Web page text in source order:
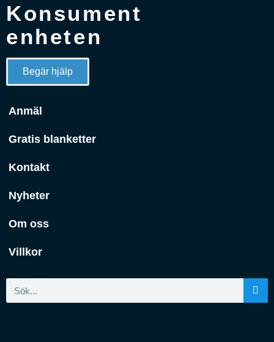
Konsument
enheten
Begär hjälp
Anmäl
Gratis blanketter
Kontakt
Nyheter
Om oss
Villkor